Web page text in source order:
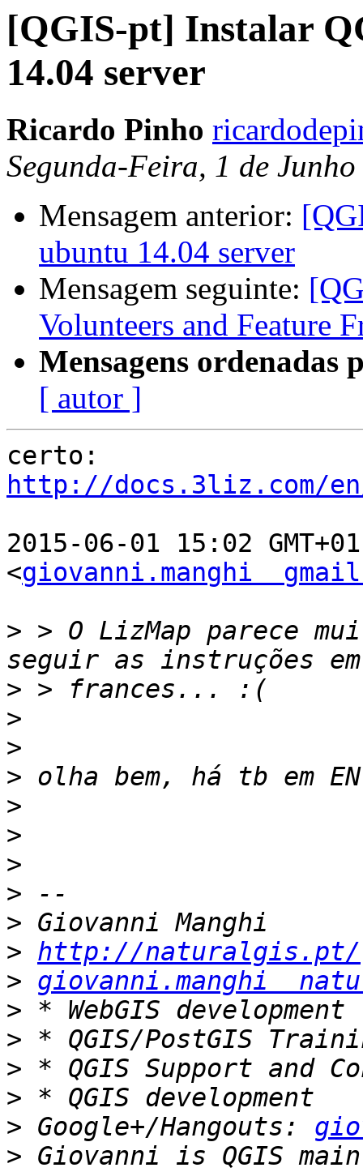
[QGIS-pt] Instalar
14.04 server
Ricardo Pinho
Segunda-Feira, 1 de
Mensagem anterior:
ubuntu 14.04 server
Mensagem seguinte:
Volunteers and Feature
Mensagens ordenadas
[ autor ]
http://docs.3liz.com/
2015-06-01 15:02
<giovanni.manghi
> > O LizMap parece
>
>
>
>
>
>
>
>
>
> http://naturalgis.pt/
> giovanni.manghi
>
>
>
>
> Google+/Hangouts:
> Giovanni is QGIS